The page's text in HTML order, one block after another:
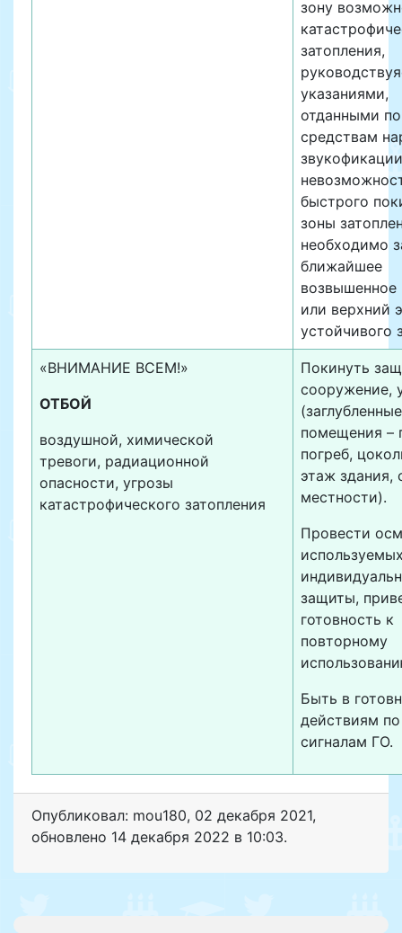
зону
затопления,
указаниями,
отданными по
средствам
быстрого
зоны
необходимо
ближайшее
возвышенное
или верхний
устойчивого
«ВНИМАНИЕ ВСЕМ!»
ОТБОЙ
воздушной, химической
тревоги, радиационной
опасности, угрозы
катастрофического затопления
Покинуть
сооружение,
(заглубленные
помещения –
погреб,
этаж здания,
местности).
Провести
защиты,
готовность к
повторному
Быть в
действиям по
сигналам ГО.
Опубликовал: mou180, 02 декабря 2021,
обновлено 14 декабря 2022 в 10:03.